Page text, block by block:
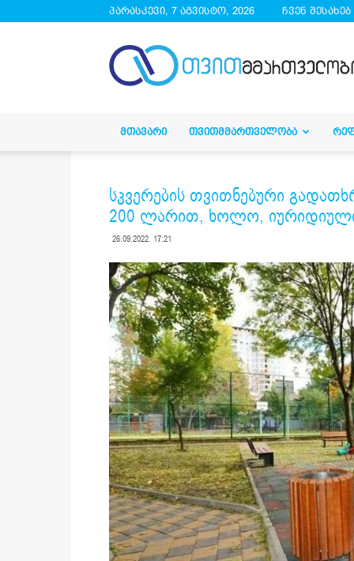
პარასკევი, 7 აგვისტო, 2026 ჩვენ შესახებ
ᲛᲗᲐᲕᲐᲠᲘ ᲗᲕᲘᲗᲛᲛᲐᲠᲗᲕᲔᲚᲝᲑᲐ
სკვერების თვითნებური
200 ლარით, ხოლო, იურიდიული
26.09.2022. 17:21